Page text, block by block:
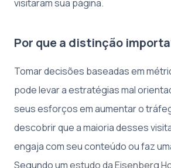
visitaram sua página.
Por que a distinção
Tomar decisões baseadas em
pode levar a estratégias mal
seus esforços em aumentar o
descobrir que a maioria desses
engaja com seu conteúdo ou faz
Segundo umestudo da Eisenberg